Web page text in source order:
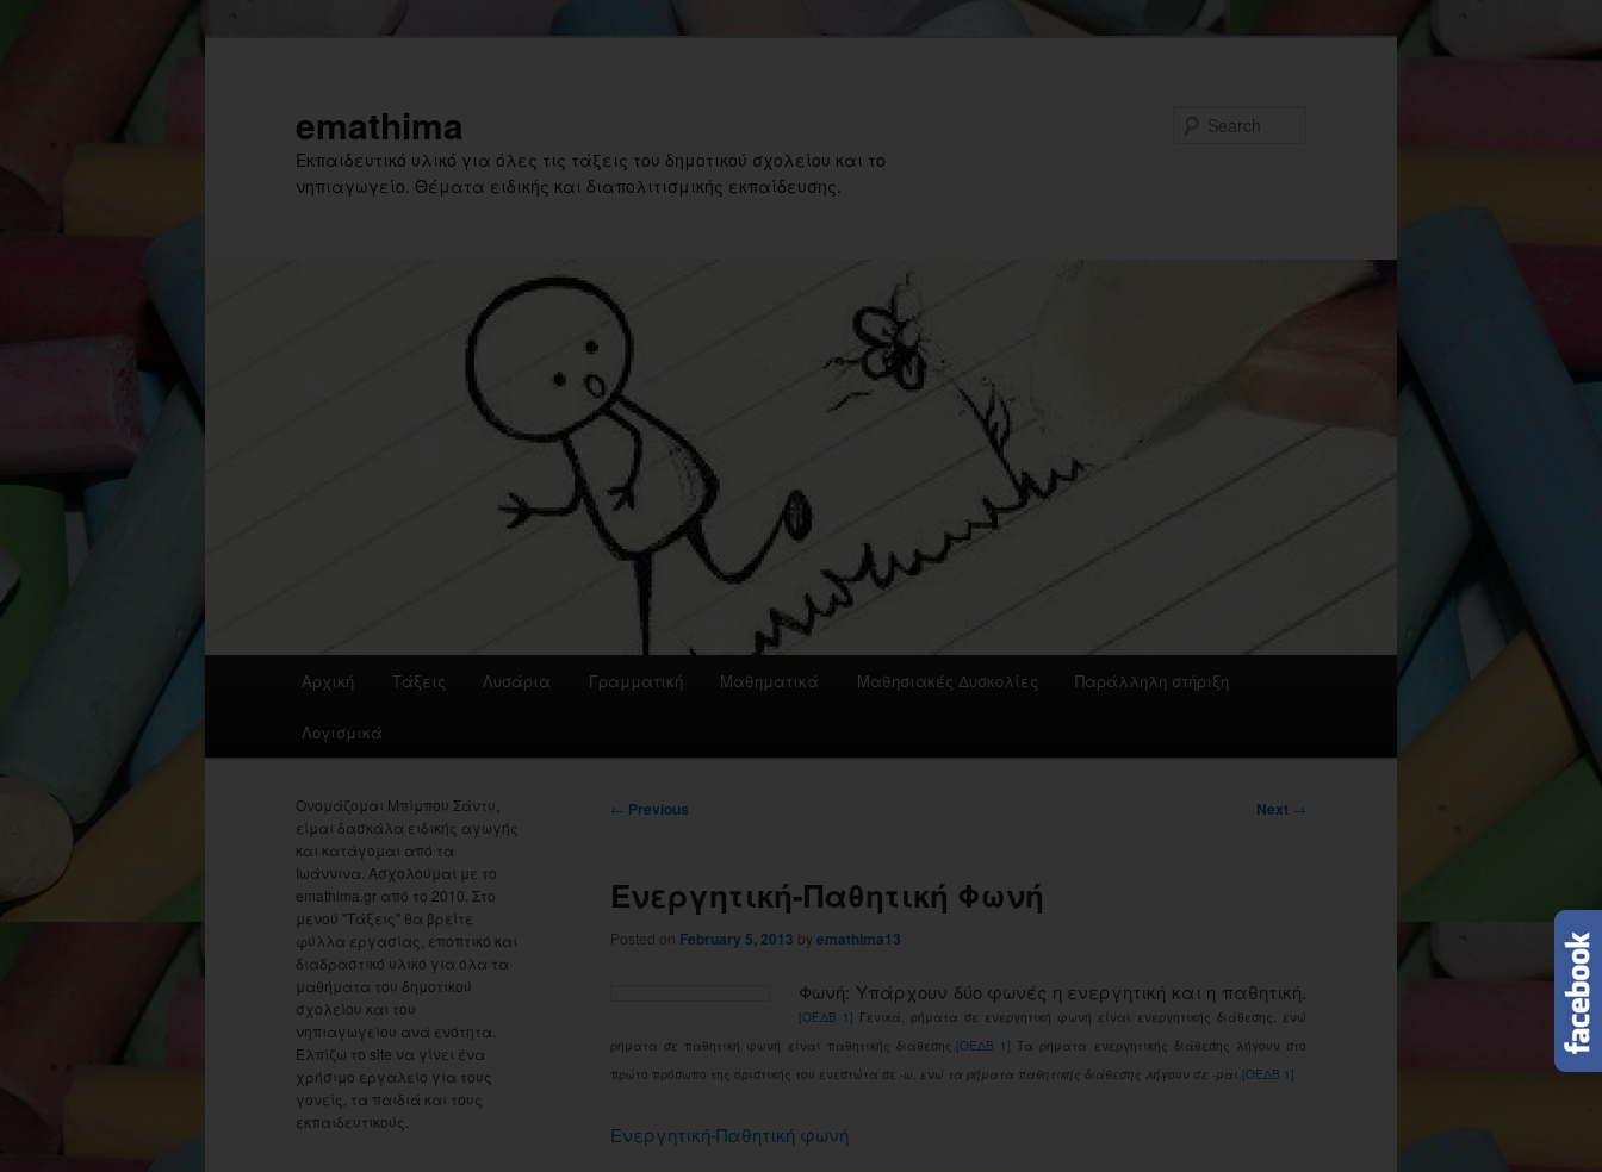
emathima
Εκπαιδευτικό υλικό για όλες τις τάξεις του δημοτικού σχολείου και το
νηπιαγωγείο. Θέματα ειδικής και διαπολιτισμικής εκπαίδευσης.
Αρχική Τάξεις Λυσάρια Γραμματική Μαθηματικά Μαθησιακές Δυσκολίες Παράλληλη στήριξη
Λογισμικά
Post
← Previous Next →
Ενεργητική-Παθητική Φωνή
Posted on February 5, 2013 by emathima13
Φωνή: Υπάρχουν δύο φωνές η ενεργητική και η παθητική.
[ΟΕΔΒ 1] Γενικά, ρήματα σε ενεργητική φωνή είναι ενεργητικής διάθεσης, ενώ
ρήματα σε παθητική φωνή είναι παθητικής διάθεσης. [ΟΕΔΒ 1] Τα ρήματα ενεργητικής διάθεσης λήγουν στο
πρώτο πρόσωπο της οριστικής του ενεστώτα σε -ω, ενώ τα ρήματα παθητικής διάθεσης λήγουν σε -μαι [ΟΕΔΒ 1]
Eνεργητική-Παθητική φωνή
Ονομάζομαι Μπίμπου Σάντυ,
είμαι δασκάλα ειδικής αγωγής
και κατάγομαι από τα
Ιωάννινα. Ασχολούμαι με το
emathima.gr από το 2010. Στο
μενού "Τάξεις" θα βρείτε
φύλλα εργασίας, εποπτικό και
διαδραστικό υλικό για όλα τα
μαθήματα του δημοτικού
σχολείου και του
νηπιαγωγείου ανά ενότητα.
Ελπίζω το site να γίνει ένα
χρήσιμο εργαλείο για τους
γονείς, τα παιδιά και τους
εκπαιδευτικούς.